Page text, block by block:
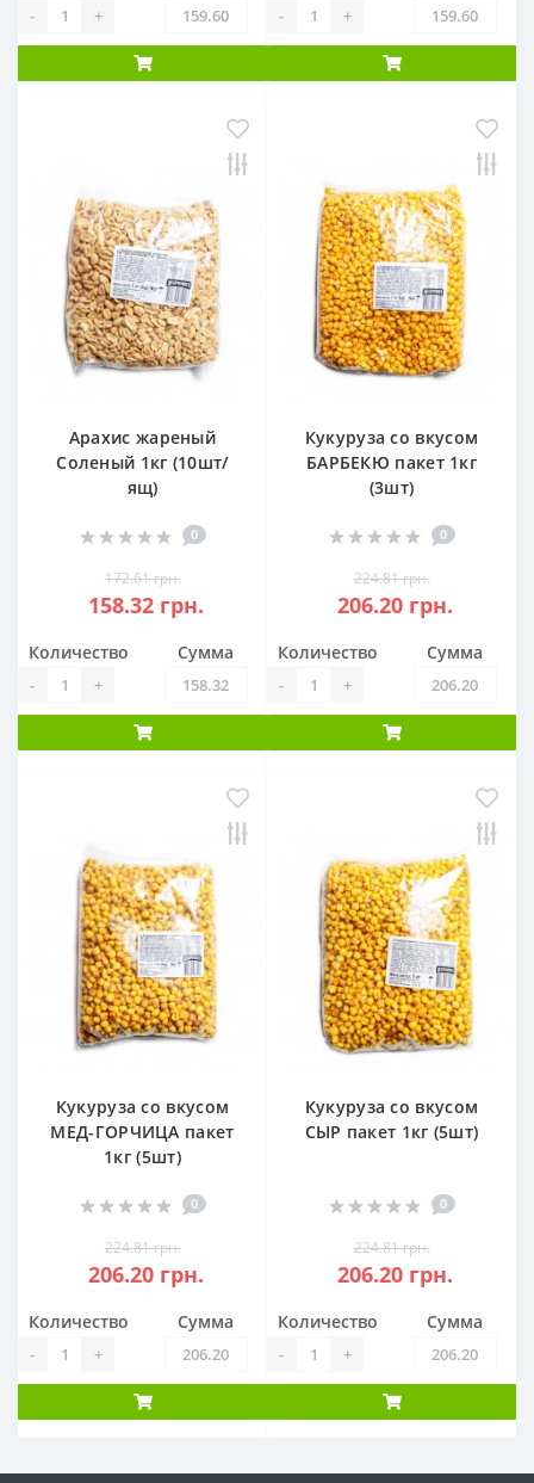
- + - +
Арахис жареный
Соленый 1кг (10шт/
ящ)
0
172.61 грн.
158.32 грн.
Количество
- +
Сумма
Кукуруза со вкусом
БАРБЕКЮ пакет 1кг
(3шт)
0
224.81 грн.
206.20 грн.
Количество
- +
Сумма
Кукуруза со вкусом
МЕД-ГОРЧИЦА пакет
1кг (5шт)
0
224.81 грн.
206.20 грн.
Количество
- +
Сумма
Кукуруза со вкусом
СЫР пакет 1кг (5шт)
0
224.81 грн.
206.20 грн.
Количество
- +
Сумма